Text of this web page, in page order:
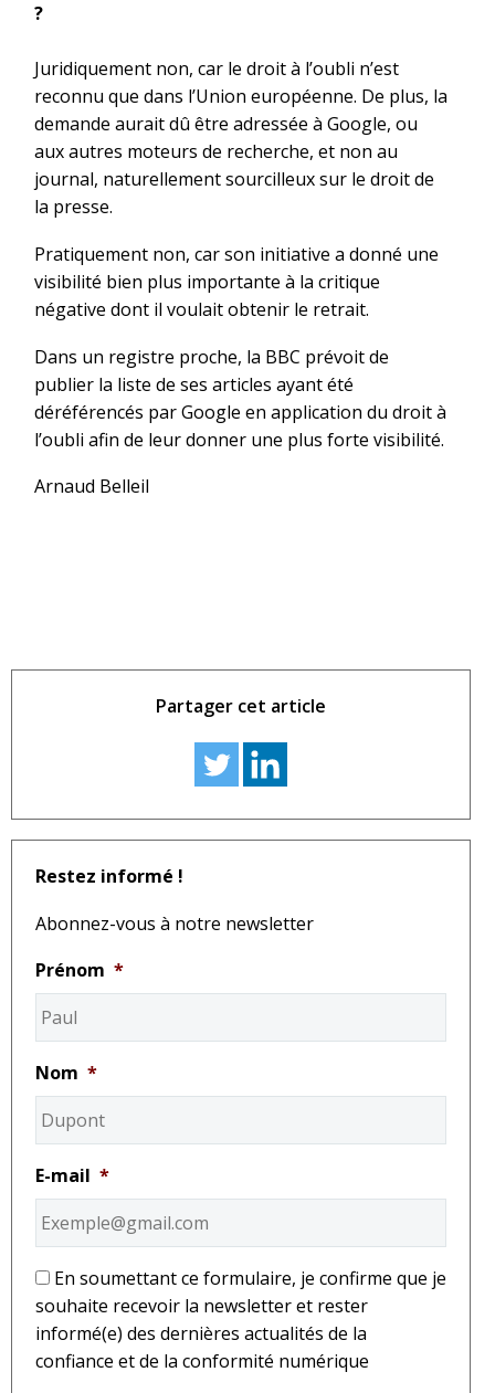
?
Juridiquement non, car le droit à l’oubli n’est
reconnu que dans l’Union européenne. De plus, la
demande aurait dû être adressée à Google, ou
aux autres moteurs de recherche, et non au
journal, naturellement sourcilleux sur le droit de
la presse.
Pratiquement non, car son initiative a donné une
visibilité bien plus importante à la critique
négative dont il voulait obtenir le retrait.
Dans un registre proche, la BBC prévoit de
publier la liste de ses articles ayant été
déréférencés par Google en application du droit à
l’oubli afin de leur donner une plus forte visibilité.
Arnaud Belleil
Partager cet article
Restez informé !
Abonnez-vous à notre newsletter
Prénom *
Nom *
E-mail *
* En soumettant ce formulaire, je confirme que je
souhaite recevoir la newsletter et rester
informé(e) des dernières actualités de la
confiance et de la conformité numérique